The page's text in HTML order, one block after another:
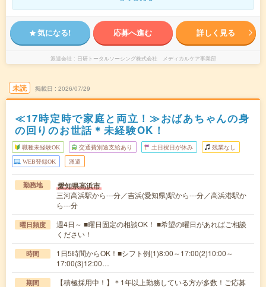
気になる! 応募へ進む 詳しく見る
派遣会社 日研トータルソーシング株式会社 メディカルケア事業部
未読 掲載日 2026/07/29
≪17時定時で家庭と両立！≫おばあちゃんの身
の回りのお世話＊未経験OK！
職種未経験OK 交通費別途支給あり 土日祝日が休み 残業なし
WEB登録OK 派遣
勤務地 愛知県高浜市
三河高浜駅から---分／吉浜(愛知県)駅から---分／高浜港駅か
ら---分
曜日頻度
週4日～ ■曜日固定の相談OK！ ■希望の曜日があればご相談
ください！
時間
1日5時間からOK！■シフト例(1)8:00～17:00(2)10:00～
17:00(3)12:00…
期間
【積極採用中！】＊1年以上勤務している方が多数！ご応募